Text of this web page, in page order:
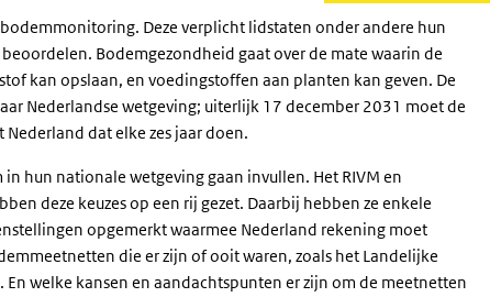
Deze verplicht lidstaten onder andere hun
Bodemgezondheid gaat over de mate waarin de
kan opslaan, en voedingstoffen aan planten kan geven. De
Nederlandse wetgeving; uiterlijk 17 december 2031 moet de
dat elke zes jaar doen.
hun nationale wetgeving gaan invullen. Het RIVM en
deze keuzes op een rij gezet. Daarbij hebben ze enkele
opgemerkt waarmee Nederland rekening moet
die er zijn of ooit waren, zoals het Landelijke
welke kansen en aandachtspunten er zijn om de meetnetten